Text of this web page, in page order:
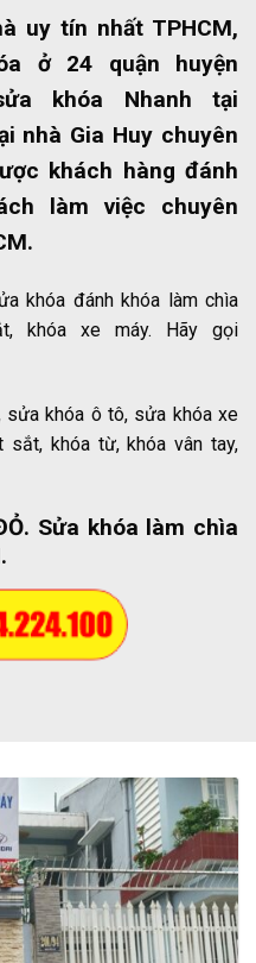
uy tín nhất TPHCM,
ở 24 quận huyện
khóa Nhanh tại
nhà Gia Huy chuyên
khách hàng đánh
làm việc chuyên
khóa đánh khóa làm chìa
khóa xe máy. Hãy gọi
sửa khóa ô tô, sửa khóa xe
sắt, khóa từ, khóa vân tay,
. Sửa khóa làm chìa